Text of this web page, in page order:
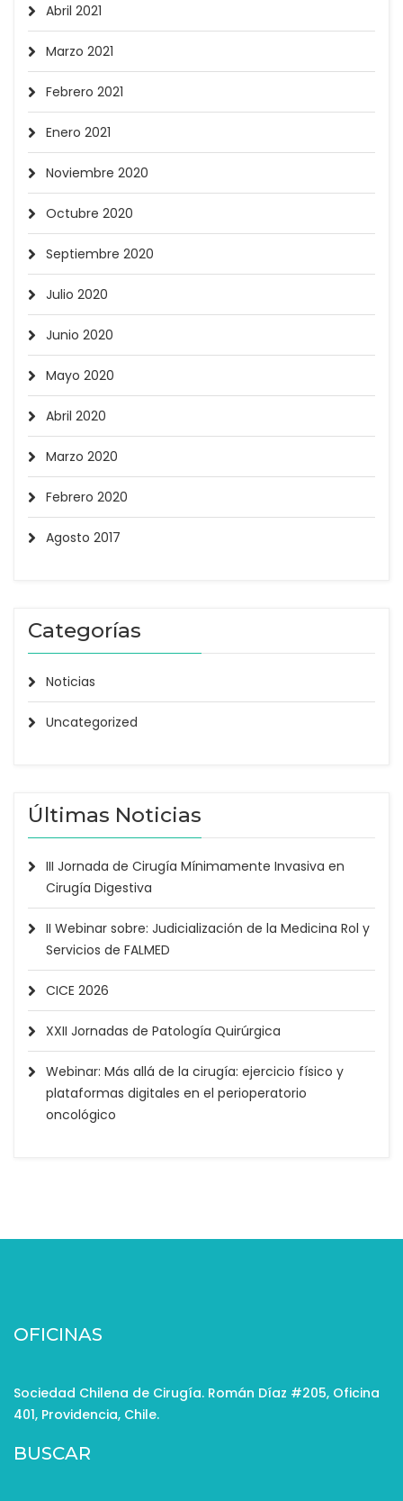
Abril 2021
Marzo 2021
Febrero 2021
Enero 2021
Noviembre 2020
Octubre 2020
Septiembre 2020
Julio 2020
Junio 2020
Mayo 2020
Abril 2020
Marzo 2020
Febrero 2020
Agosto 2017
Categorías
Noticias
Uncategorized
Últimas Noticias
III Jornada de Cirugía Mínimamente Invasiva en
Cirugía Digestiva
II Webinar sobre: Judicialización de la Medicina Rol y
Servicios de FALMED
CICE 2026
XXII Jornadas de Patología Quirúrgica
Webinar: Más allá de la cirugía: ejercicio físico y
plataformas digitales en el perioperatorio
oncológico
OFICINAS
Sociedad Chilena de Cirugía. Román Díaz #205, Oficina
401, Providencia, Chile.
BUSCAR